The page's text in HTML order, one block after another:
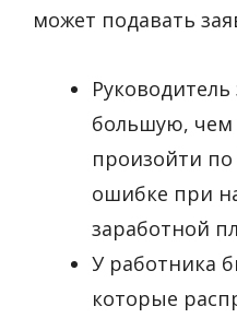
может подавать
большую, чем
произойти по
ошибке при
заработной
У работника
которые